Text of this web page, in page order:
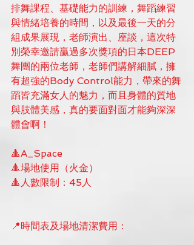
排舞課程、基礎能力的訓練，舞蹈練習
與情緒培養的時間，以及最後一天的分
組成果展現，老師演出、座談，這次特
別榮幸邀請贏過多次獎項的日本DEEP
舞團的兩位老師，老師們講解細膩，擁
有超強的Body Control能力，帶來的舞
蹈皆充滿女人的魅力，而且身體的質地
與肢體美感，真的要面對面才能夠深深
體會啊！
🔺A_Space
🔺場地使用（火金）
🔺人數限制：45人
📍時間表及場地清潔費用：